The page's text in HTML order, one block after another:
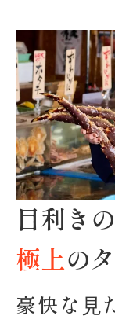
目利き
極上の
豪快な⾒